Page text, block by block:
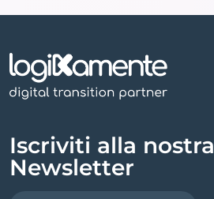
Iscriviti alla nostra
Newsletter